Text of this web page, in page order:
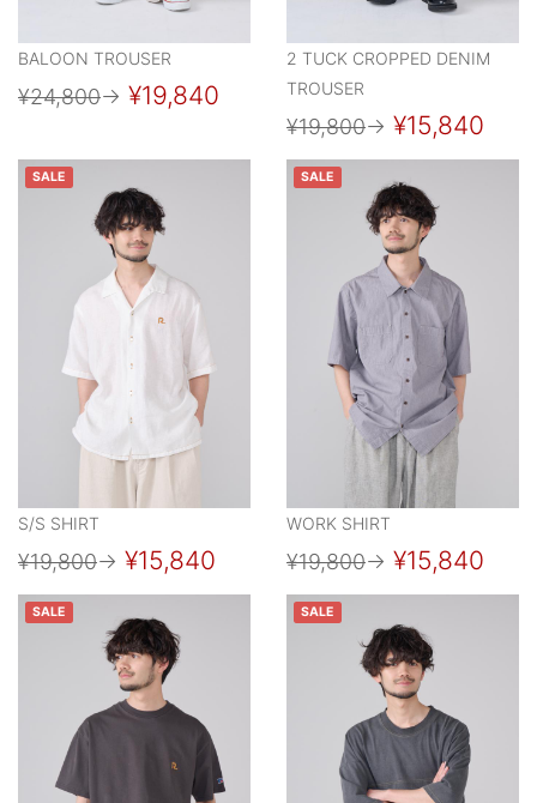
BALOON TROUSER
¥24,800→ ¥19,840
2 TUCK CROPPED DENIM
TROUSER
¥19,800→ ¥15,840
SALE
S/S SHIRT
¥19,800→ ¥15,840
SALE
WORK SHIRT
¥19,800→ ¥15,840
SALE SALE